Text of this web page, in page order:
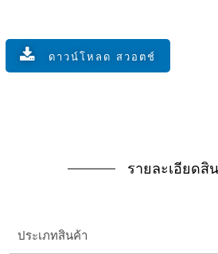
ดาวน์โหลด สวอตช์
รายละเอียดสิ
ประเภทสินค้า